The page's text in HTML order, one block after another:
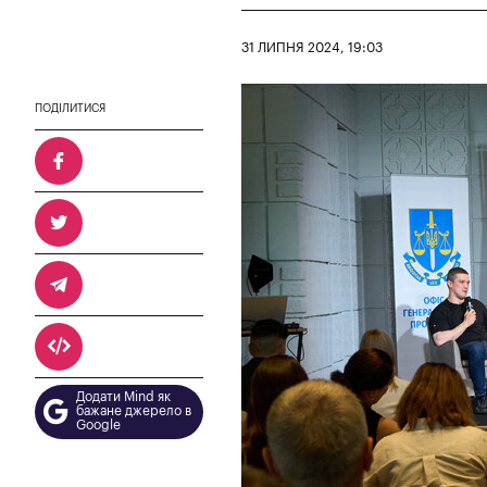
31 ЛИПНЯ 2024, 19:03
ПОДІЛИТИСЯ
Додати Mind як
бажане джерело в
Google